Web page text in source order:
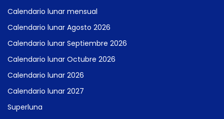
Calendario lunar mensual
Calendario lunar Agosto 2026
Calendario lunar Septiembre 2026
Calendario lunar Octubre 2026
Calendario lunar 2026
Calendario lunar 2027
Superluna